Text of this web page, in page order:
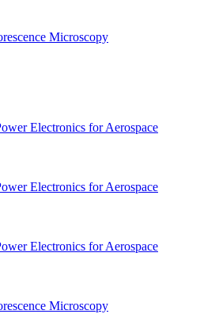
Microscopy
Electronics for Aerospace
Electronics for Aerospace
Electronics for Aerospace
Microscopy